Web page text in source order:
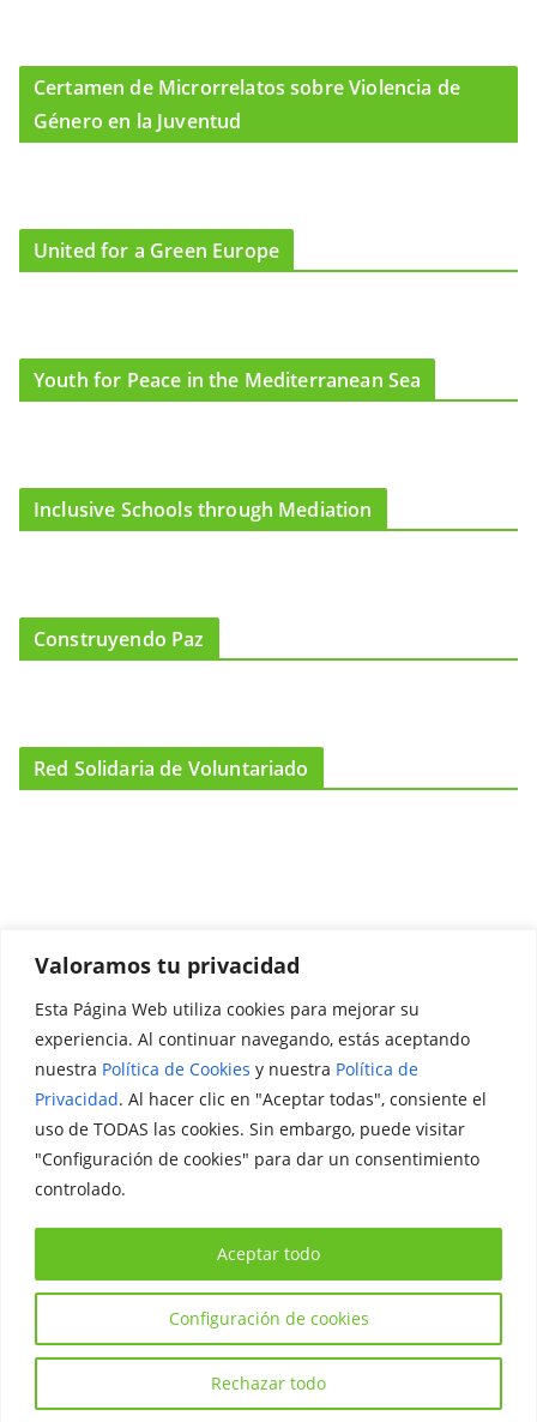
Valoramos tu privacidad
Esta Página Web utiliza cookies para mejorar su
experiencia. Al continuar navegando, estás aceptando
nuestra Política de Cookies y nuestra Política de
Privacidad. Al hacer clic en "Aceptar todas", consiente el
uso de TODAS las cookies. Sin embargo, puede visitar
"Configuración de cookies" para dar un consentimiento
controlado.
Configuración de cookies
Rechazar todo
Aceptar todo
Certamen de Microrrelatos sobre Violencia de
Género en la Juventud
United for a Green Europe
Youth for Peace in the Mediterranean Sea
Inclusive Schools through Mediation
Construyendo Paz
Red Solidaria de Voluntariado
Promociónate
Legal
Aviso Legal
Política de Privacidad
Política de Cookies
Copyright © 2026Iniciativa Internacional Joven
derechos reservados.
por ThemeGrill. Funciona con